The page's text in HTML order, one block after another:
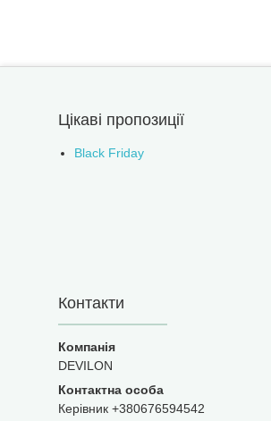
Цікаві пропозиції
Black Friday
Контакти
DEVILON
Керівник +380676594542